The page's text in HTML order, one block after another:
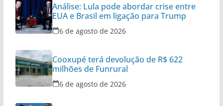
Análise: Lula pode abordar crise entre
EUA e Brasil em ligação para Trump
6 de agosto de 2026
Cooxupé terá devolução de R$ 622
milhões de Funrural
6 de agosto de 2026